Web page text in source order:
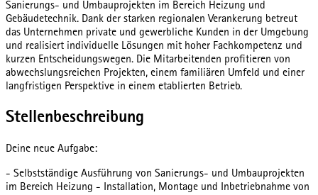
Sanierungs- und Umbauprojekten im Bereich Heizung und
Gebäudetechnik. Dank der starken regionalen Verankerung betreut
das Unternehmen private und gewerbliche Kunden in der Umgebung
und realisiert individuelle Lösungen mit hoher Fachkompetenz und
kurzen Entscheidungswegen. Die Mitarbeitenden profitieren von
abwechslungsreichen Projekten, einem familiären Umfeld und einer
langfristigen Perspektive in einem etablierten Betrieb.
Stellenbeschreibung
Deine neue Aufgabe:
- Selbstständige Ausführung von Sanierungs- und Umbauprojekten
im Bereich Heizung - Installation, Montage und Inbetriebnahme von